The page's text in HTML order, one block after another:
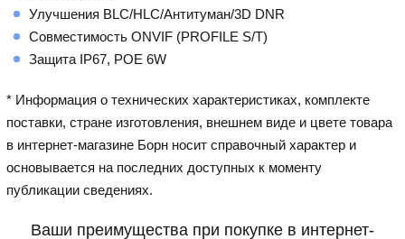
Улучшения BLC/HLC/Антитуман/3D DNR
Совместимость ONVIF (PROFILE S/T)
Защита IP67, POE 6W
* Информация о технических характеристиках, комплекте
поставки, стране изготовления, внешнем виде и цвете товара
в интернет-магазине Борн носит справочный характер и
основывается на последних доступных к моменту
публикации сведениях.
Ваши преимущества при покупке в интернет-